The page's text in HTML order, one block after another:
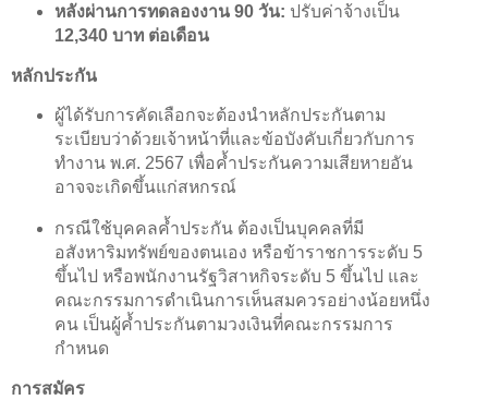
หลังผ่านการทดลองงาน 90 วัน: ปรับค่าจ้างเป็น
12,340 บาท ต่อเดือน
หลักประกัน
ผู้ได้รับการคัดเลือกจะต้องนำหลักประกันตาม
ระเบียบว่าด้วยเจ้าหน้าที่และข้อบังคับเกี่ยวกับการ
ทำงาน พ.ศ. 2567 เพื่อค้ำประกันความเสียหายอัน
อาจจะเกิดขึ้นแก่สหกรณ์
กรณีใช้บุคคลค้ำประกัน ต้องเป็นบุคคลที่มี
อสังหาริมทรัพย์ของตนเอง หรือข้าราชการระดับ 5
ขึ้นไป หรือพนักงานรัฐวิสาหกิจระดับ 5 ขึ้นไป และ
คณะกรรมการดำเนินการเห็นสมควรอย่างน้อยหนึ่ง
คน เป็นผู้ค้ำประกันตามวงเงินที่คณะกรรมการ
กำหนด
การสมัคร